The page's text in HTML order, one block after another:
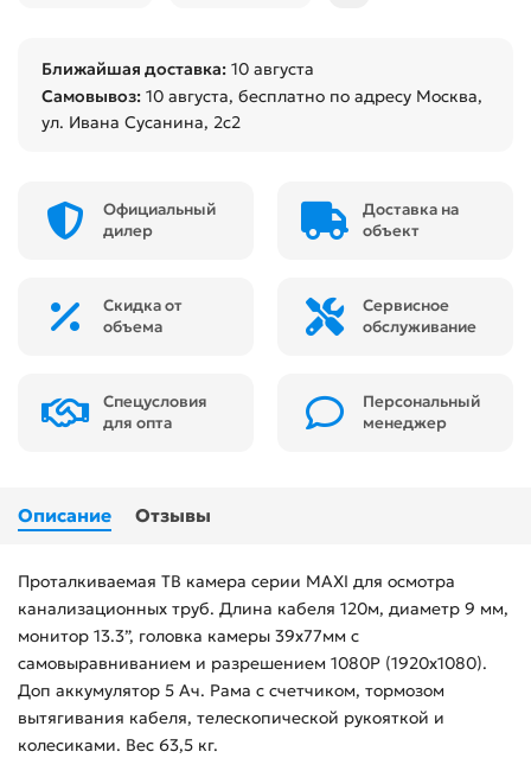
Ближайшая доставка: 10 августа
Самовывоз: 10 августа, бесплатно по адресу Москва,
ул. Ивана Сусанина, 2с2
Официальный
дилер
Доставка на
объект
Скидка от
объема
Сервисное
обслуживание
Спецусловия
для опта
Персональный
менеджер
Описание Отзывы
Проталкиваемая ТВ камера серии MAXI для осмотра
канализационных труб. Длина кабеля 120м, диаметр 9 мм,
монитор 13.3”, головка камеры 39х77мм с
самовыравниванием и разрешением 1080Р (1920х1080).
Доп аккумулятор 5 Ач. Рама с счетчиком, тормозом
вытягивания кабеля, телескопической рукояткой и
колесиками. Вес 63,5 кг.